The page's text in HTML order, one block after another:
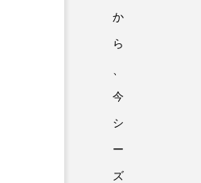
か
ら
今
シ
ー
ズ